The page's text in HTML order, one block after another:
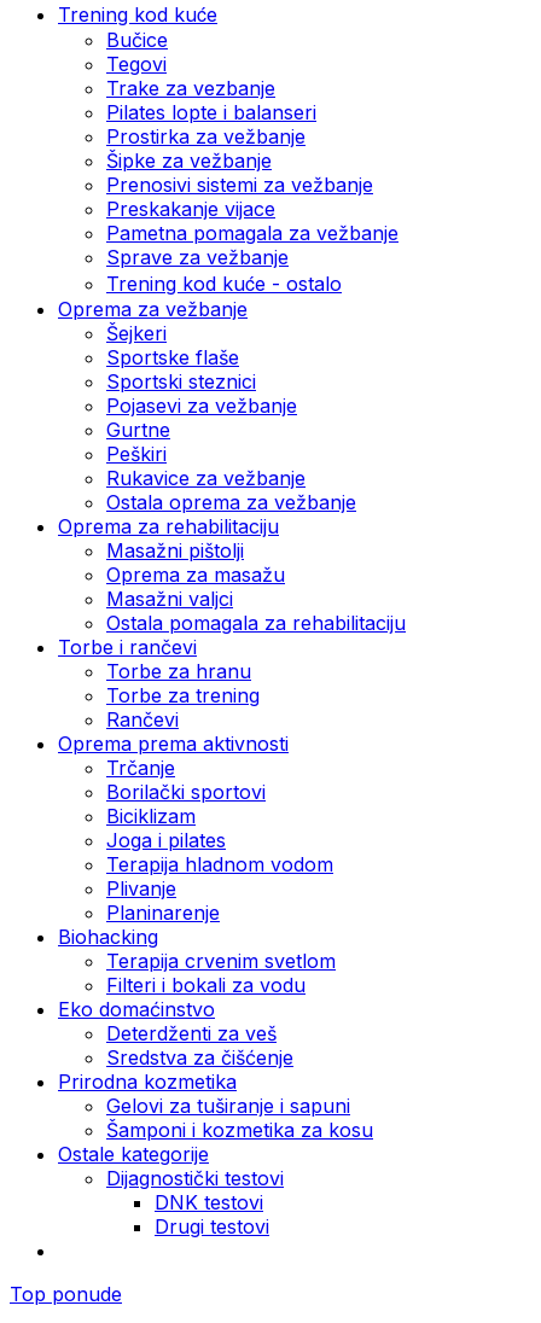
Trening kod kuće
Bučice
Tegovi
Trake za vezbanje
Pilates lopte i balanseri
Prostirka za vežbanje
Šipke za vežbanje
Prenosivi sistemi za vežbanje
Preskakanje vijace
Pametna pomagala za vežbanje
Sprave za vežbanje
Trening kod kuće - ostalo
Oprema za vežbanje
Šejkeri
Sportske flaše
Sportski steznici
Pojasevi za vežbanje
Gurtne
Peškiri
Rukavice za vežbanje
Ostala oprema za vežbanje
Oprema za rehabilitaciju
Masažni pištolji
Oprema za masažu
Masažni valjci
Ostala pomagala za rehabilitaciju
Torbe i rančevi
Torbe za hranu
Torbe za trening
Rančevi
Oprema prema aktivnosti
Trčanje
Borilački sportovi
Biciklizam
Joga i pilates
Terapija hladnom vodom
Plivanje
Planinarenje
Biohacking
Terapija crvenim svetlom
Filteri i bokali za vodu
Eko domaćinstvo
Deterdženti za veš
Sredstva za čišćenje
Prirodna kozmetika
Gelovi za tuširanje i sapuni
Šamponi i kozmetika za kosu
Ostale kategorije
Dijagnostički testovi
DNK testovi
Drugi testovi
Top ponude